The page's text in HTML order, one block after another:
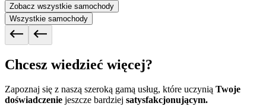
Zobacz wszystkie samochody
Wszystkie samochody
Chcesz wiedzieć więcej?
Zapoznaj się z naszą szeroką gamą usług, które uczynią Twoje
doświadczenie jeszcze bardziej satysfakcjonującym.